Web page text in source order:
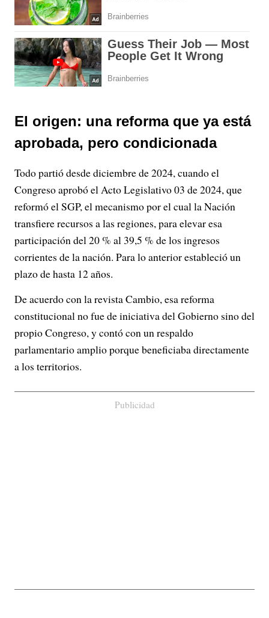
El origen: una reforma que ya está
aprobada, pero condicionada
Todo partió desde diciembre de 2024, cuando el
Congreso aprobó el Acto Legislativo 03 de 2024, que
reformó el SGP, el mecanismo por el cual la Nación
transfiere recursos a las regiones, para elevar esa
participación del 20 % al 39,5 % de los ingresos
corrientes de la nación. Para lo anterior estableció un
plazo de hasta 12 años.
De acuerdo con la revista Cambio, esa reforma
constitucional no fue de iniciativa del Gobierno sino del
propio Congreso, y contó con un respaldo
parlamentario amplio porque beneficiaba directamente
a los territorios.
Publicidad